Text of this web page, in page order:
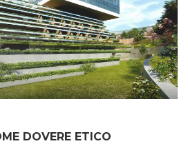
DOVERE ETICO